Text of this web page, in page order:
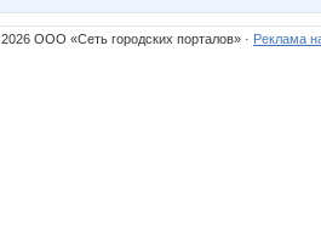
ООО «Сеть городских порталов» · Реклама